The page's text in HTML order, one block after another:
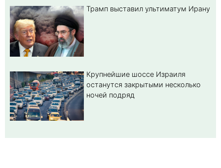
Трамп выставил ультиматум Ирану
Крупнейшие шоссе Израиля
останутся закрытыми несколько
ночей подряд